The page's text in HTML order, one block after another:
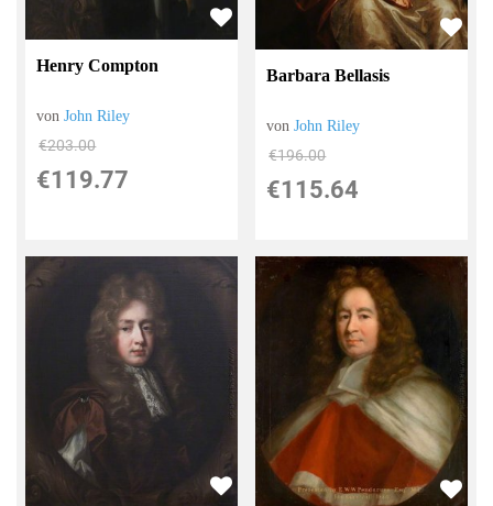
Henry Compton
vonJohn Riley
€203.00
€119.77
Barbara Bellasis
vonJohn Riley
€196.00
€115.64